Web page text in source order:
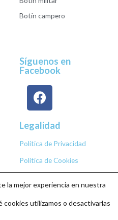
Botín campero
Síguenos en
Facebook
Legalidad
Política de Privacidad
Política de Cookies
Roberto Studio
la mejor experiencia en nuestra
cookies utilizamos o desactivarlas